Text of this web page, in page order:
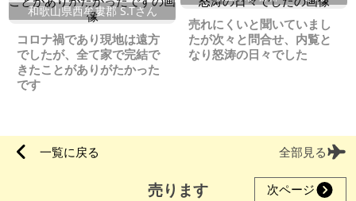
和歌山県西牟婁郡 S.Tさん
コロナ禍であり現地は遠方
でしたが、全て家で完結で
きたことがありがたかった
です
売れにくいと聞いていまし
たが次々と問合せ、内覧と
なり怒涛の日々でした
一覧に戻る 全部見る
売ります 次ページ